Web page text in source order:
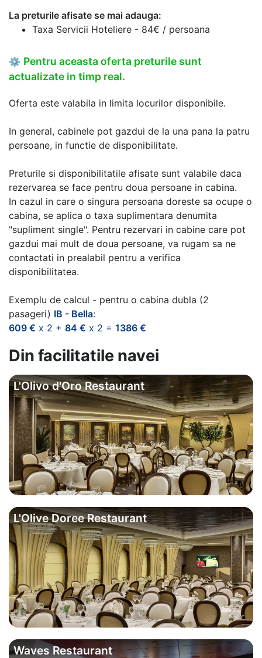
La preturile afisate se mai adauga:
Taxa Servicii Hoteliere - 84€ / persoana
⚙ Pentru aceasta oferta preturile sunt
actualizate in timp real.
Oferta este valabila in limita locurilor disponibile.
In general, cabinele pot gazdui de la una pana la patru
persoane, in functie de disponibilitate.
Preturile si disponibilitatile afisate sunt valabile daca
rezervarea se face pentru doua persoane in cabina.
In cazul in care o singura persoana doreste sa ocupe o
cabina, se aplica o taxa suplimentara denumita
"supliment single". Pentru rezervari in cabine care pot
gazdui mai mult de doua persoane, va rugam sa ne
contactati in prealabil pentru a verifica
disponibilitatea.
Exemplu de calcul - pentru o cabina dubla (2
pasageri) IB - Bella:
609 € x 2 + 84 € x 2 = 1386 €
Din facilitatile navei
L'Olivo d'Oro Restaurant
L'Olive Doree Restaurant
Waves Restaurant